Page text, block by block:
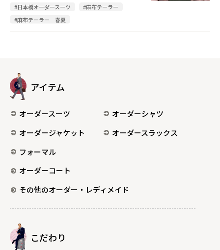
#日本橋オーダースーツ
#麻布テーラー
#麻布テーラー 春夏
アイテム
オーダースーツ
オーダーシャツ
オーダージャケット
オーダースラックス
フォーマル
オーダーコート
その他のオーダー・レディメイド
こだわり